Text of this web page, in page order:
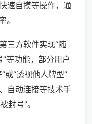
速自摸等操作，通
。
三方软件实现“随
”等功能，部分用户
或“透视他人牌型”
自动连接等技术手
封号”。